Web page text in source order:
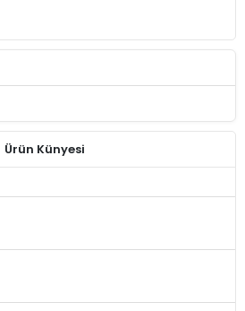
Ürün Künyesi